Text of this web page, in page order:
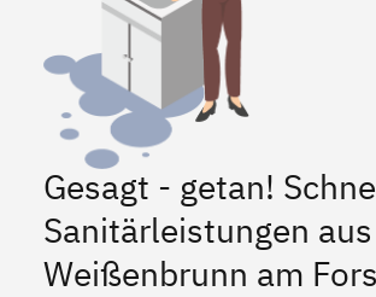
Gesagt - getan!
Sanitärleistungen aus
Weißenbrunn am